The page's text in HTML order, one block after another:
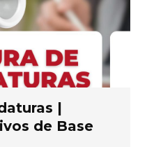
|
de Base